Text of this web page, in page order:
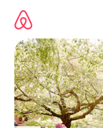
directement
contenu